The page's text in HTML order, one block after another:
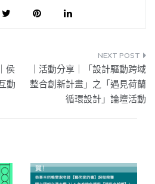
侯
動
｜活動分享｜「設計驅動跨域
整合創新計畫」之「遇見荷蘭
循環設計」論壇活動